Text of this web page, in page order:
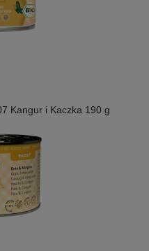
Kangur i Kaczka 190 g